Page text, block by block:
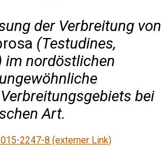
der Verbreitung von
(Testudines,
im nordöstlichen
bei
Art.
2247-8 (externer Link)